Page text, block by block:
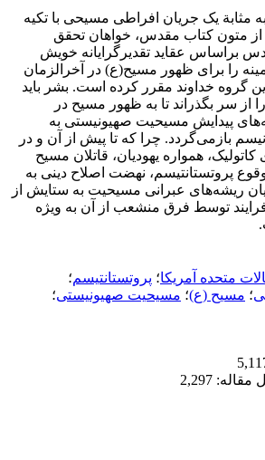
مثابة یک جریان افراطی مسیحی با تکیه
از متون کتاب مقدس، خواهان تحقق
براساس عقاید تقدیرگرایانه خویش
را برای ظهور مسیح(ع) در آخرالزمان
گروه خداوند مقرر کرده است. بشر باید
سر بگذراند تا به ظهور مسیح در
پیدایش مسیحیت صهیونیستی به
بازمی‌گردد. چرا که تا پیش از آن و در
همواره یهودیان، قاتلان مسیح
پروتستانتیسم، نهضت اصلاح دینی به
ریشه‌های عبرانی مسیحیت به ستایش از
توسط فرق منشعب از آن به ویژه
متحده آمریکا؛ پروتستانتیسم؛
؛ مسیح (ع)؛ مسیحیت صهیونیستی؛
2,297